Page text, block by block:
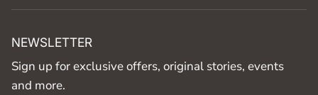
NEWSLETTER
Sign up for exclusive offers, original stories, events
and more.